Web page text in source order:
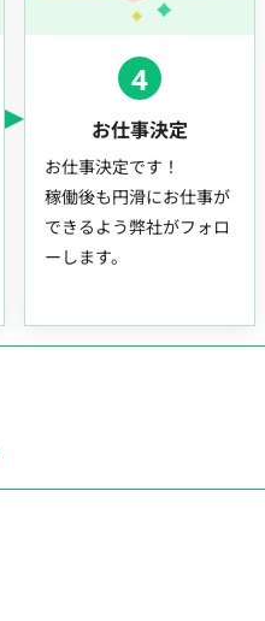
4
お仕事決定
お仕事決定です！
稼働後も円滑にお仕事が
できるよう弊社がフォロ
ーします。